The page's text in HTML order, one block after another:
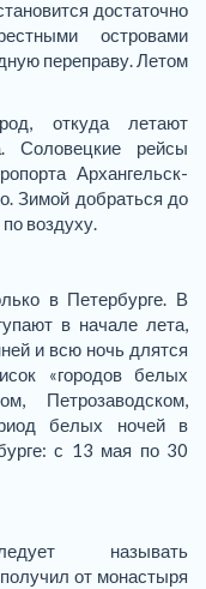
достаточно
островами
переправу. Летом
откуда летают
Соловецкие рейсы
Архангельск-
Зимой добраться до
воздуху.
в Петербурге. В
в начале лета,
и всю ночь длятся
«городов белых
Петрозаводском,
белых ночей в
с 13 мая по 30
называть
от монастыря